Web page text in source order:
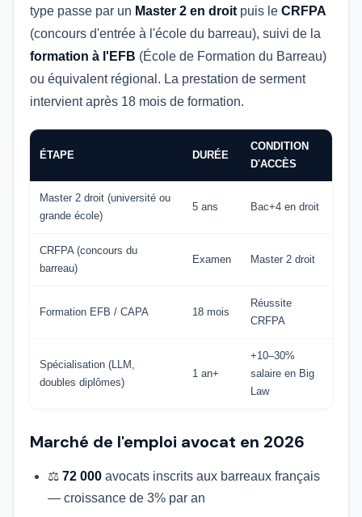
type passe par un Master 2 en droit puis le CRFPA
(concours d'entrée à l'école du barreau), suivi de la
formation à l'EFB (École de Formation du Barreau)
ou équivalent régional. La prestation de serment
intervient après 18 mois de formation.
ÉTAPE DURÉE
CONDITION
D'ACCÈS
Master 2 droit (université ou
grande école)
5 ans Bac+4 en droit
CRFPA (concours du
barreau)
Examen Master 2 droit
Formation EFB / CAPA 18 mois
Réussite
CRFPA
Spécialisation (LLM,
doubles diplômes)
1 an+
+10–30%
salaire en Big
Law
Marché de l'emploi avocat en 2026
⚖️ 72 000 avocats inscrits aux barreaux français
— croissance de 3% par an